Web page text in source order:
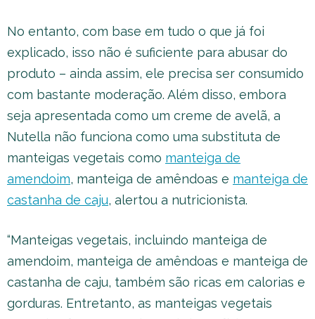
No entanto, com base em tudo o que já foi
explicado, isso não é suficiente para abusar do
produto – ainda assim, ele precisa ser consumido
com bastante moderação. Além disso, embora
seja apresentada como um creme de avelã, a
Nutella não funciona como uma substituta de
manteigas vegetais como manteiga de
amendoim, manteiga de amêndoas e manteiga de
castanha de caju, alertou a nutricionista.
“Manteigas vegetais, incluindo manteiga de
amendoim, manteiga de amêndoas e manteiga de
castanha de caju, também são ricas em calorias e
gorduras. Entretanto, as manteigas vegetais